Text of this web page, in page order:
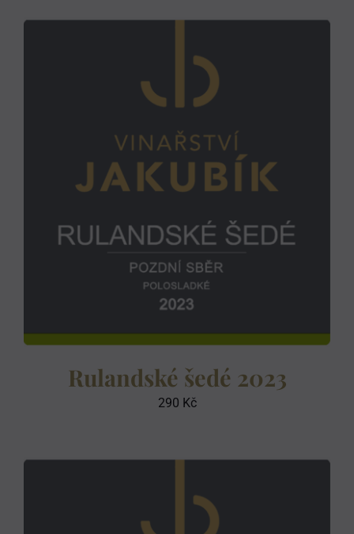
Rulandské šedé 2023
290 Kč